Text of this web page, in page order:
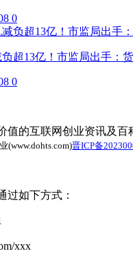
0
超13亿！市监局出手：
0
值的互联网创业资讯及百
(www.dohts.com)晋ICP备
过如下方式：
xxx